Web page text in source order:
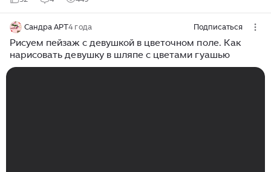
Сандра АРТ4 года Подписаться
Рисуем пейзаж с девушкой в цветочном поле. Как
нарисовать девушку в шляпе с цветами гуашью